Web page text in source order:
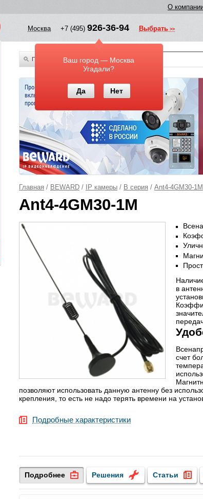
О
Москва +7 (495) 926-36-94
Ваш город — Москва
Угадали?
Да Нет
Выбрать
По всему каталогу
Главная / BEWARD / IP камеры / B серия / Ant4-4GM30-1M
Ant4-4GM30-1M
в
счет
позволяют использовать данную антенну без
крепления, то есть не надо терять времени на
Подробные характеристики
Подробнее Решения Статьи